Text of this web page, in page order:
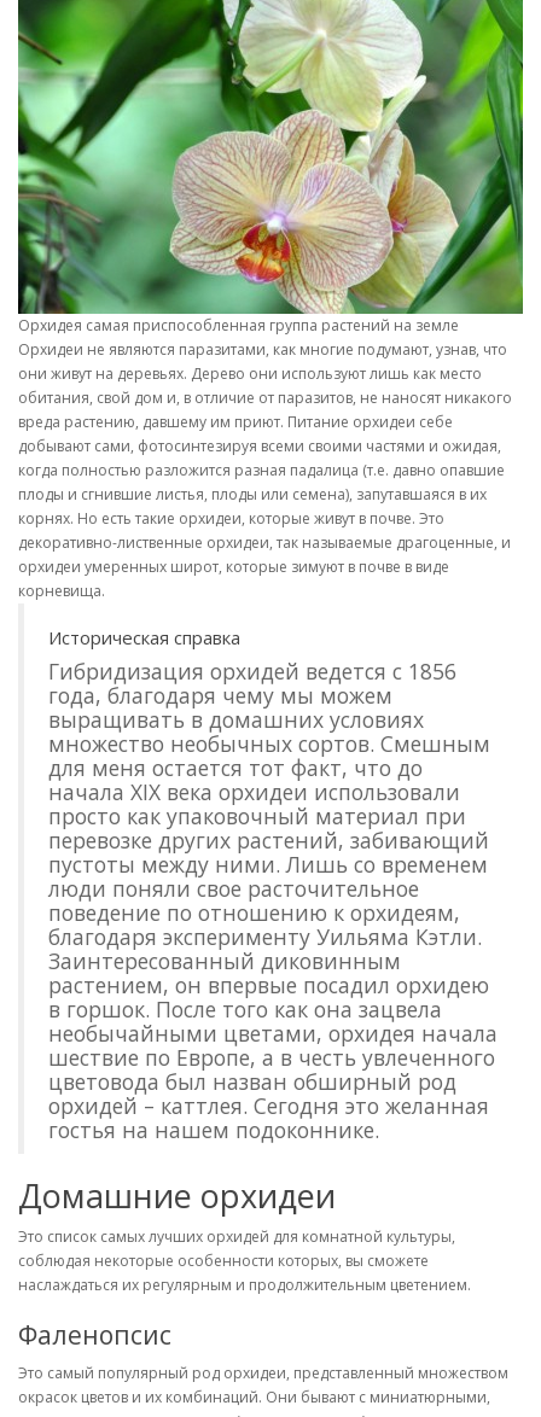
Орхидея самая приспособленная группа растений на земле
Орхидеи не являются паразитами, как многие подумают, узнав, что
они живут на деревьях. Дерево они используют лишь как место
обитания, свой дом и, в отличие от паразитов, не наносят никакого
вреда растению, давшему им приют. Питание орхидеи себе
добывают сами, фотосинтезируя всеми своими частями и ожидая,
когда полностью разложится разная падалица (т.е. давно опавшие
плоды и сгнившие листья, плоды или семена), запутавшаяся в их
корнях. Но есть такие орхидеи, которые живут в почве. Это
декоративно-лиственные орхидеи, так называемые драгоценные, и
орхидеи умеренных широт, которые зимуют в почве в виде
корневища.
Историческая справка
Гибридизация орхидей ведется с 1856
года, благодаря чему мы можем
выращивать в домашних условиях
множество необычных сортов. Смешным
для меня остается тот факт, что до
начала XIX века орхидеи использовали
просто как упаковочный материал при
перевозке других растений, забивающий
пустоты между ними. Лишь со временем
люди поняли свое расточительное
поведение по отношению к орхидеям,
благодаря эксперименту Уильяма Кэтли.
Заинтересованный диковинным
растением, он впервые посадил орхидею
в горшок. После того как она зацвела
необычайными цветами, орхидея начала
шествие по Европе, а в честь увлеченного
цветовода был назван обширный род
орхидей – каттлея. Сегодня это желанная
гостья на нашем подоконнике.
Домашние орхидеи
Это список самых лучших орхидей для комнатной культуры,
соблюдая некоторые особенности которых, вы сможете
наслаждаться их регулярным и продолжительным цветением.
Фаленопсис
Это самый популярный род орхидеи, представленный множеством
окрасок цветов и их комбинаций. Они бывают с миниатюрными,